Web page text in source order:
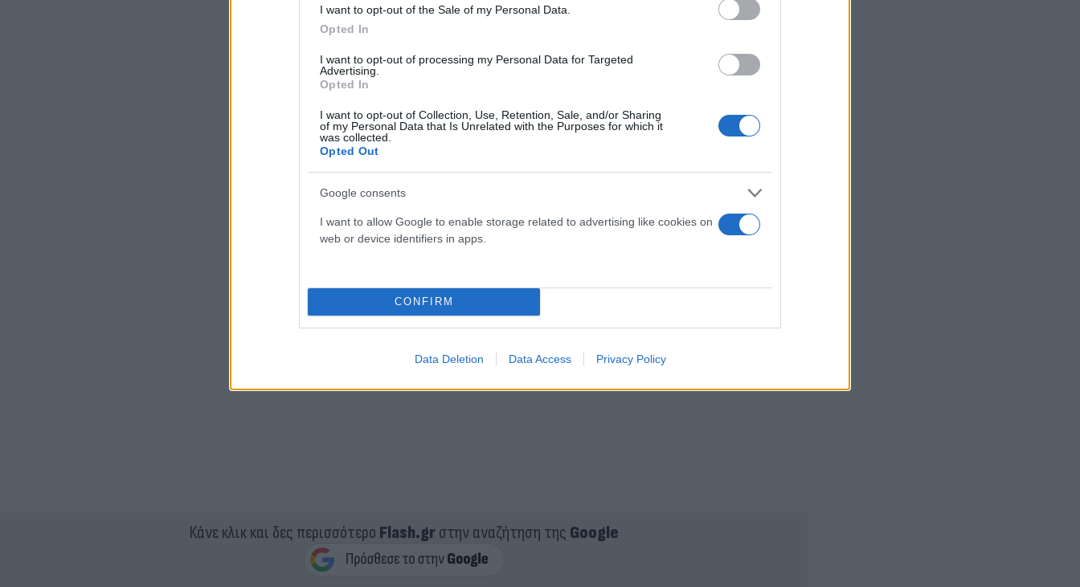
I want to opt-out of the Sale of my Personal Data.
Opted In
I want to opt-out of processing my Personal Data for Targeted
Advertising.
Opted In
I want to opt-out of Collection, Use, Retention, Sale, and/or Sharing
of my Personal Data that Is Unrelated with the Purposes for which it
was collected.
Opted Out
Google consents
I want to allow Google to enable storage related to advertising like cookies on
web or device identifiers in apps.
CONFIRM
Data Deletion Data Access Privacy Policy
Κάνε κλικ και δες περισσότερο Flash.grστην αναζήτηση της Google